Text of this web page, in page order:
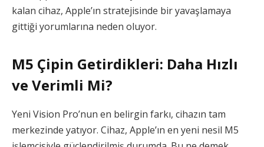
kalan cihaz, Apple’ın stratejisinde bir yavaşlamaya
gittiği yorumlarına neden oluyor.
M5 Çipin Getirdikleri: Daha Hızlı
ve Verimli Mi?
Yeni Vision Pro’nun en belirgin farkı, cihazın tam
merkezinde yatıyor. Cihaz, Apple’ın en yeni nesil M5